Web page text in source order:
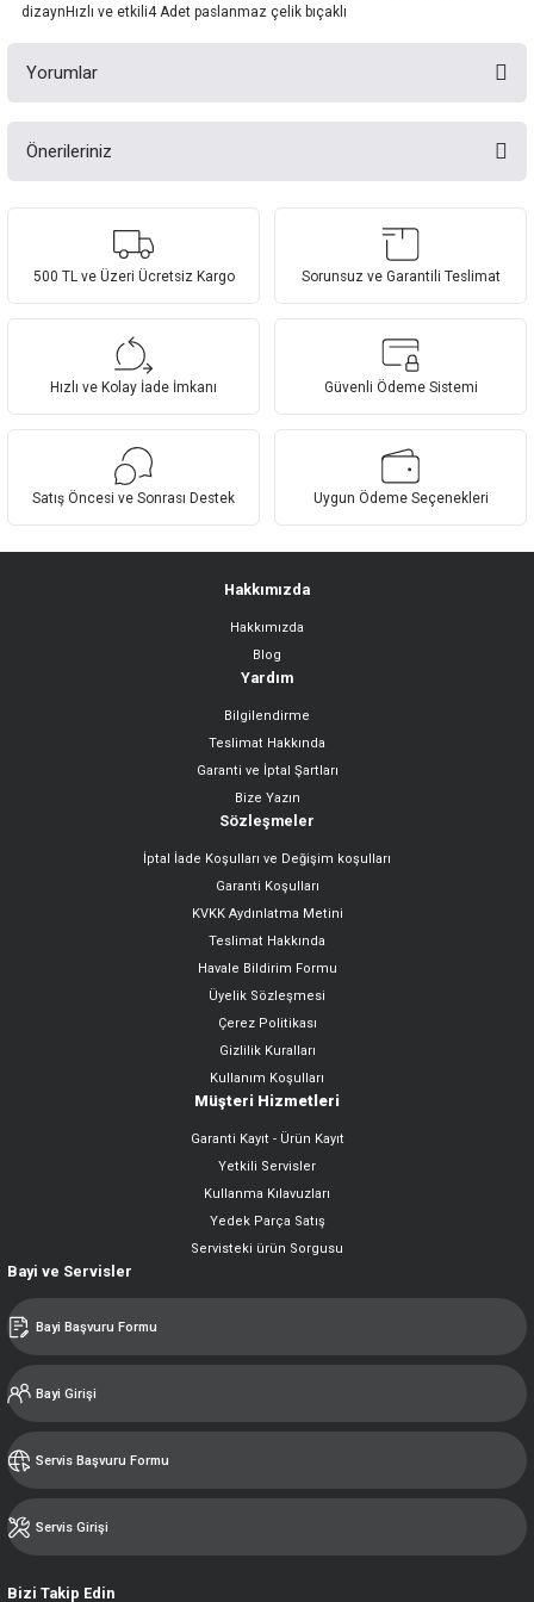
dizaynHızlı ve etkili4 Adet paslanmaz çelik bıçaklı
Yorumlar
Önerileriniz
Bu ürünün fiyat bilgisi, resim, ürün açıklamalarında ve diğer konularda
yetersiz gördüğünüz noktaları öneri formunu kullanarak tarafımıza
Görüş ve önerileriniz için teşekkür ederiz.
Ürün resmi kalitesiz, bozuk veya görüntülenemiyor.
Ürün açıklamasında eksik bilgiler bulunuyor.
Bu ürüne benzer farklı alternatifler olmalı.
Gönder
500 TL ve Üzeri Ücretsiz Kargo Sorunsuz ve Garantili Teslimat
Hızlı ve Kolay İade İmkanı Güvenli Ödeme Sistemi
Satış Öncesi ve Sonrası Destek Uygun Ödeme Seçenekleri
Hakkımızda
Hakkımızda
Blog
Yardım
Bilgilendirme
Teslimat Hakkında
Garanti ve İptal Şartları
Bize Yazın
Sözleşmeler
İptal İade Koşulları ve Değişim koşulları
Garanti Koşulları
KVKK Aydınlatma Metini
Teslimat Hakkında
Havale Bildirim Formu
Üyelik Sözleşmesi
Çerez Politikası
Gizlilik Kuralları
Kullanım Koşulları
Müşteri Hizmetleri
Garanti Kayıt - Ürün Kayıt
Yetkili Servisler
Kullanma Kılavuzları
Yedek Parça Satış
Servisteki ürün Sorgusu
Bayi ve Servisler
Bayi Başvuru Formu
Bayi Girişi
Servis Başvuru Formu
Servis Girişi
Bizi Takip Edin